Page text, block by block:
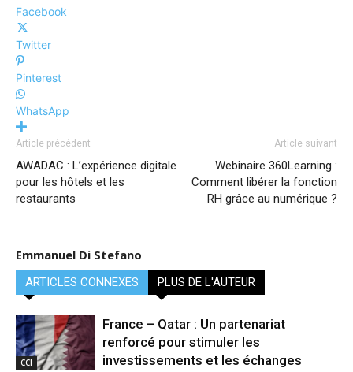
Facebook
Twitter
Pinterest
WhatsApp
Article précédent
AWADAC : L’expérience digitale
pour les hôtels et les
restaurants
Article suivant
Webinaire 360Learning :
Comment libérer la fonction
RH grâce au numérique ?
Emmanuel Di Stefano
ARTICLES CONNEXES PLUS DE L'AUTEUR
CCI
France – Qatar : Un partenariat
renforcé pour stimuler les
investissements et les échanges